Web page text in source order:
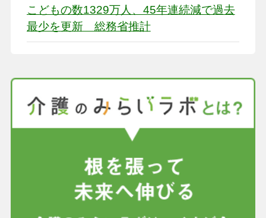
こどもの数1329万人、45年連続減で過去
最少を更新 総務省推計